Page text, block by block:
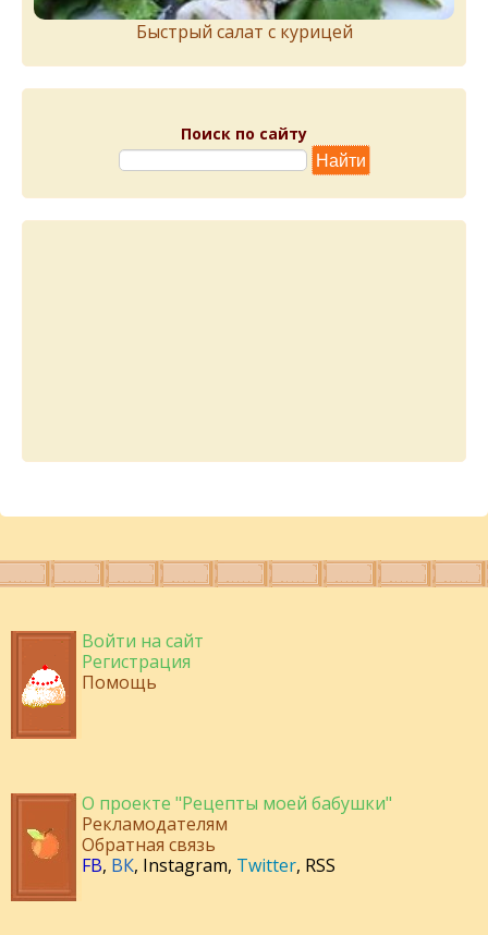
Быстрый салат с курицей
Поиск по сайту
Войти на сайт
Регистрация
Помощь
О проекте "Рецепты моей бабушки"
Рекламодателям
Обратная связь
FB, ВК, Instagram, Twitter, RSS